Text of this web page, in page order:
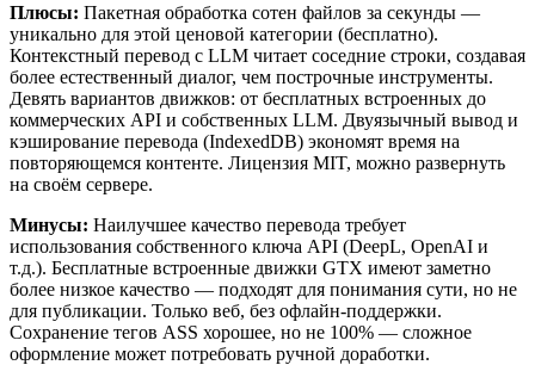
Плюсы: Пакетная обработка сотен файлов за секунды —
уникально для этой ценовой категории (бесплатно).
Контекстный перевод с LLM читает соседние строки, создавая
более естественный диалог, чем построчные инструменты.
Девять вариантов движков: от бесплатных встроенных до
коммерческих API и собственных LLM. Двуязычный вывод и
кэширование перевода (IndexedDB) экономят время на
повторяющемся контенте. Лицензия MIT, можно развернуть
на своём сервере.
Минусы: Наилучшее качество перевода требует
использования собственного ключа API (DeepL, OpenAI и
т.д.). Бесплатные встроенные движки GTX имеют заметно
более низкое качество — подходят для понимания сути, но не
для публикации. Только веб, без офлайн-поддержки.
Сохранение тегов ASS хорошее, но не 100% — сложное
оформление может потребовать ручной доработки.